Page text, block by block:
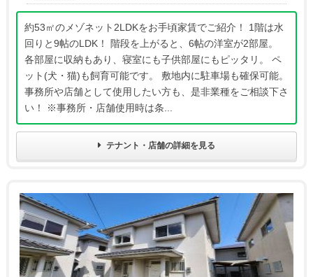
約53㎡のメゾネット2LDKをお手頃家賃でご紹介！ 1階は水
回りと9帖のLDK！ 階段を上がると、6帖の洋室が2部屋。
各部屋に収納もあり、寝室にも子供部屋にもピッタリ。 ペ
ット(犬・猫)も飼育可能です。 敷地内に駐車場も確保可能。
事務所や店舗として使用したい方も、是非業種をご相談下さ
い！ ※事務所・店舗使用時は条...
テナント・店舗の詳細を見る